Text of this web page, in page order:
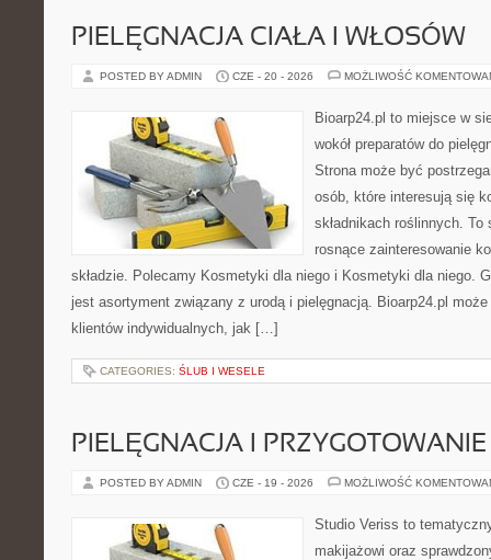
PIELĘGNACJA CIAŁA I WŁOSÓW
POSTED BY ADMIN CZE - 20 - 2026 MOŻLIWOŚĆ
Bioarp24.pl to miejsce w
wokół preparatów do
Strona może być
osób, które interesują się
składnikach roślinnych.
rosnące zainteresowanie
składzie. Polecamy Kosmetyki dla niego i Kosmetyki dla niego.
jest asortyment związany z urodą i pielęgnacją. Bioarp24.pl
klientów indywidualnych, jak […]
CATEGORIES: ŚLUB I WESELE
PIELĘGNACJA I
POSTED BY ADMIN CZE - 19 - 2026 MOŻLIWOŚĆ
Studio Veriss to
makijażowi oraz